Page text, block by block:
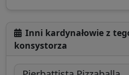
Inni kardynałowie z
konsystorza